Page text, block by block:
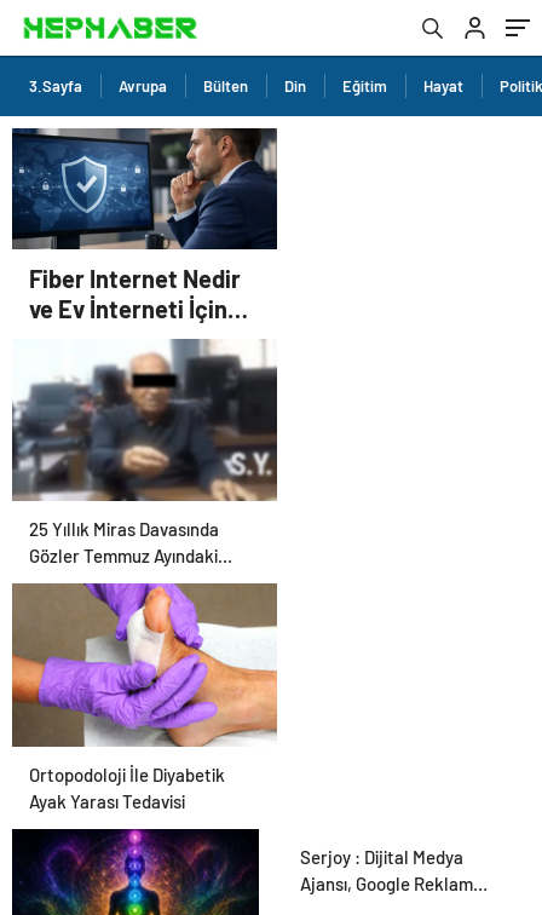
3.Sayfa Avrupa Bülten Din Eğitim Hayat
Fiber Internet Nedir
ve Ev İnterneti İçin
Doğru Seçim Nasıl
Yapılır
25 Yıllık Miras Davasında
Gözler Temmuz Ayındaki
Karar Duruşmasına Çevrildi
Ortopodoloji İle Diyabetik
Ayak Yarası Tedavisi
Serjoy : Dijital Medya
Ajansı, Google Reklam